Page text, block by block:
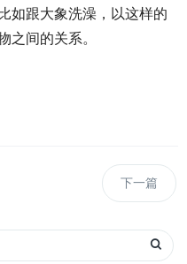
如跟大象洗澡，以这样的
之间的关系。
下一篇